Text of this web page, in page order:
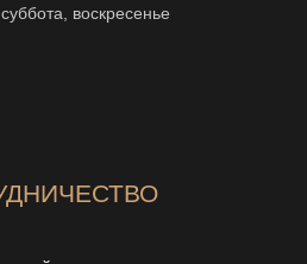
воскресенье